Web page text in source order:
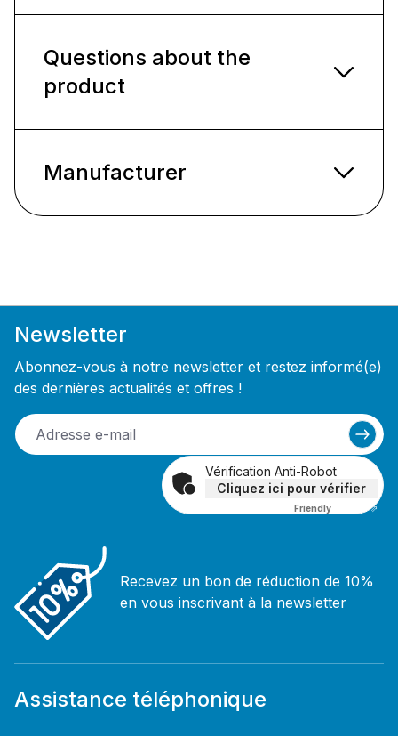
Questions about the
product
Manufacturer
Newsletter
Abonnez-vous à notre newsletter et restez informé(e)
des dernières actualités et offres !
Vérification Anti-Robot
Cliquez ici pour vérifier
Friendly Captcha ⇗
Recevez un bon de réduction de 10%
en vous inscrivant à la newsletter
Assistance téléphonique